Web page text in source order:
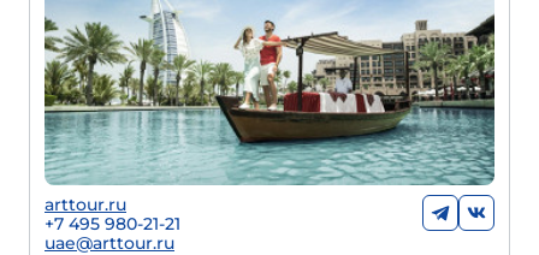
arttour.ru
+7 495 980-21-21
uae@arttour.ru